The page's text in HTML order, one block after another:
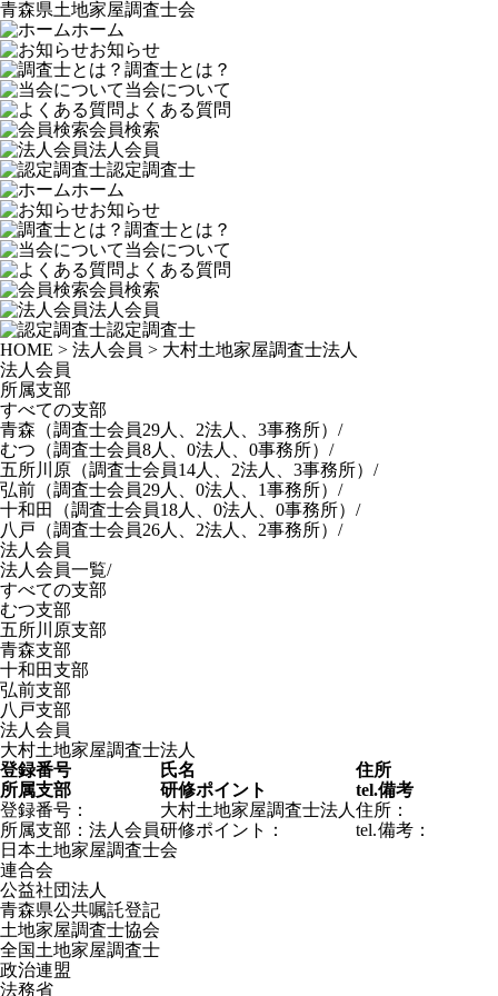
青森県土地家屋調査士会
ホーム
お知らせ
調査士とは？
当会について
よくある質問
会員検索
法人会員
認定調査士
ホーム
お知らせ
調査士とは？
当会について
よくある質問
会員検索
法人会員
認定調査士
HOME > 法人会員 > 大村土地家屋調査士法人
法人会員
所属支部
すべての支部
青森 （調査士会員29人、2法人、3事務所） /
むつ （調査士会員8人、0法人、0事務所） /
五所川原 （調査士会員14人、2法人、3事務所） /
弘前 （調査士会員29人、0法人、1事務所） /
十和田
（調査士会員18人、0法人、0事務所） /
八戸 （調査士会員26人、2法人、2事務所） /
法人会員
法人会員一覧/
すべての支部
むつ支部
五所川原支部
青森支部
十和田支部
弘前支部
八戸支部
法人会員
大村土地家屋調査士法人
登録番号
氏名
住所
所属支部
研修ポイント tel.備考
登録番号：
大村土地家屋調査士法人 住所：
所属支部： 法人会員研修ポイント： tel.備考：
日本土地家屋調査士会
連合会
公益社団法人
青森県公共嘱託登記
土地家屋調査士協会
全国土地家屋調査士
政治連盟
法務省